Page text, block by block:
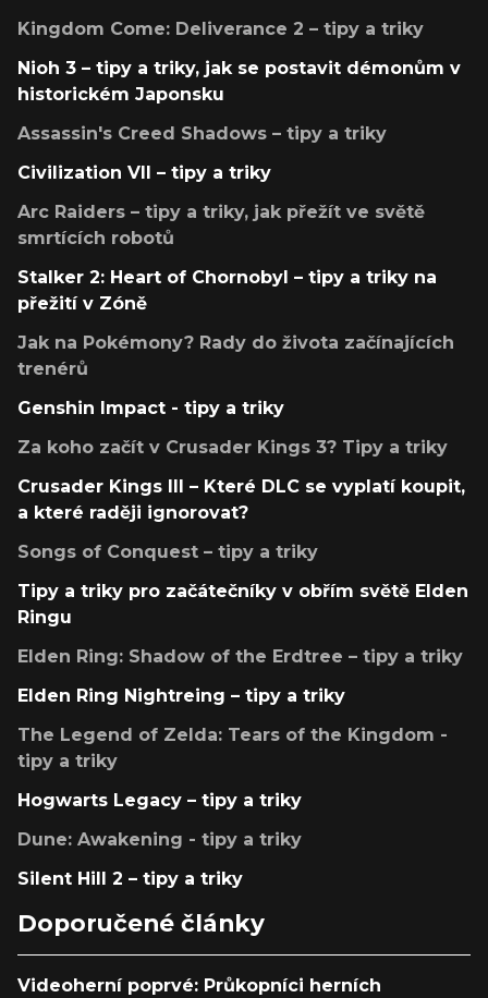
Kingdom Come: Deliverance 2 – tipy a triky
Nioh 3 – tipy a triky, jak se postavit démonům v
historickém Japonsku
Assassin's Creed Shadows – tipy a triky
Civilization VII – tipy a triky
Arc Raiders – tipy a triky, jak přežít ve světě
smrtících robotů
Stalker 2: Heart of Chornobyl – tipy a triky na
přežití v Zóně
Jak na Pokémony? Rady do života začínajících
trenérů
Genshin Impact - tipy a triky
Za koho začít v Crusader Kings 3? Tipy a triky
Crusader Kings III – Které DLC se vyplatí koupit,
a které raději ignorovat?
Songs of Conquest – tipy a triky
Tipy a triky pro začátečníky v obřím světě Elden
Ringu
Elden Ring: Shadow of the Erdtree – tipy a triky
Elden Ring Nightreing – tipy a triky
The Legend of Zelda: Tears of the Kingdom -
tipy a triky
Hogwarts Legacy – tipy a triky
Dune: Awakening - tipy a triky
Silent Hill 2 – tipy a triky
Doporučené články
Videoherní poprvé: Průkopníci herních